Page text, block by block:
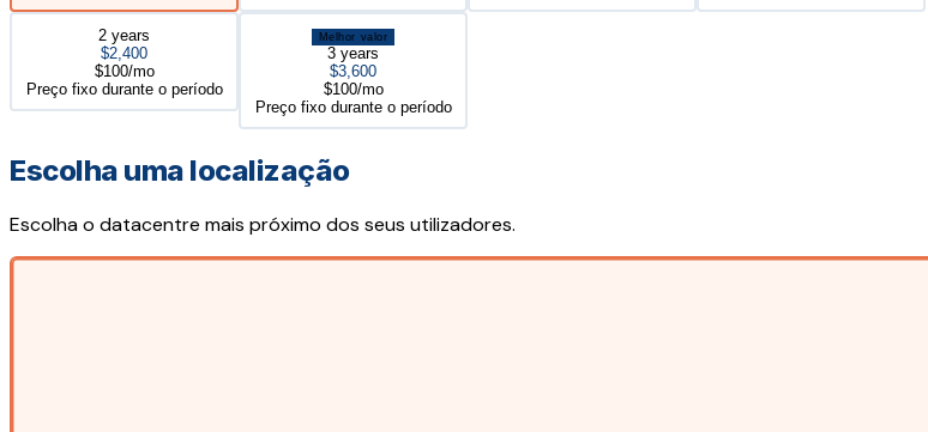
2 years
$2,400
$100/mo
Preço fixo durante o período
Melhor valor
3 years
$3,600
$100/mo
Preço fixo durante o período
Escolha uma localização
Escolha o datacentre mais próximo dos seus utilizadores.